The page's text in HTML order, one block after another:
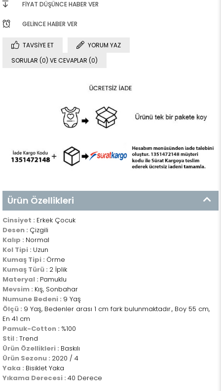
FIYAT DÜŞÜNCE HABER VER
GELINCE HABER VER
TAVSIYE ET
YORUM YAZ
SORULAR (0) VE CEVAPLAR (0)
Ürün Özellikleri
Cinsiyet : Erkek Çocuk
Desen : Çizgili
Kalıp : Normal
Kol Tipi : Uzun
Kumaş Tipi : Örme
Kumaş Türü : 2 İplik
Materyal : Pamuklu
Mevsim : Kış, Sonbahar
Numune Bedeni : 9 Yaş
Ölçü : 9 Yaş, Bedenler arası 1 cm fark bulunmaktadır., Boy 55 cm,
En 41 cm
Pamuk-Cotton : %100
Stil : Trend
Ürün Özellikleri : Baskılı
Ürün Sezonu : 2020 / 4
Yaka : Bisiklet Yaka
Yıkama Derecesi : 40 Derece